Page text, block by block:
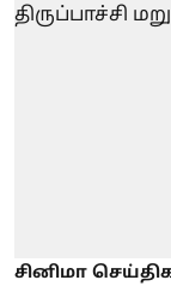
சினிமா